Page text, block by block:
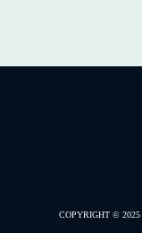
COPYRIGHT © 2025